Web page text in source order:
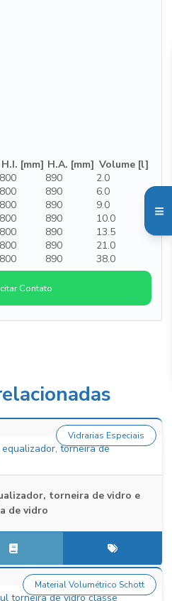
H.I. [mm] H.A. [mm] Volume [l]
800 890
2.0
800 890
6.0
800 890
9.0
800 890
10.0
800 890
13.5
800 890
21.0
800 890 38.0
Contato
torneira de vidro e
de vidro
Vidrarias Especiais
Material Volumétrico Schott